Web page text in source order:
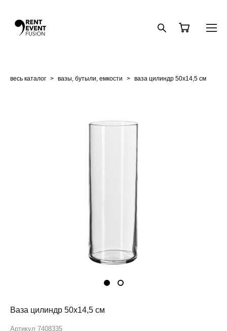
весь каталог > вазы, бутыли, емкости > ваза цилиндр 50х14,5 см
Ваза цилиндр 50х14,5 см
Артикул 7408335